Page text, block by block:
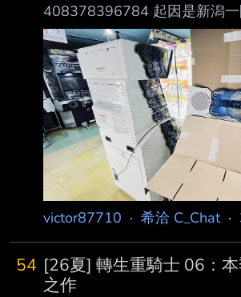
408378396784 起因是新潟一
告 要把店內的Beatmania Mini
掉
https://pbs.twimg.com/media/
g5.jpg
https://x.com/
820764131576 由於這兩台
的老音遊 店家後來收到一堆玩
機台 之後店家又發文說
victor87710 · 希洽 C_Chat·
54 [26夏] 轉生重騎士 06：
之作